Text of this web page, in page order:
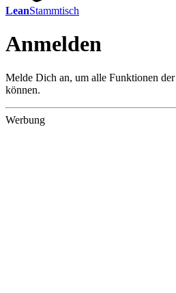
LeanStammtisch
Anmelden
Melde Dich an, um alle Funktionen der
können.
Werbung